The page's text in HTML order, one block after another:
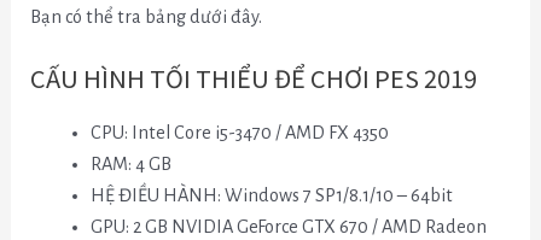
Bạn có thể tra bảng dưới đây.
CẤU HÌNH TỐI THIỂU ĐỂ CHƠI PES 2019
CPU: Intel Core i5-3470 / AMD FX 4350
RAM: 4 GB
HỆ ĐIỀU HÀNH: Windows 7 SP1/8.1/10 – 64bit
GPU: 2 GB NVIDIA GeForce GTX 670 / AMD Radeon